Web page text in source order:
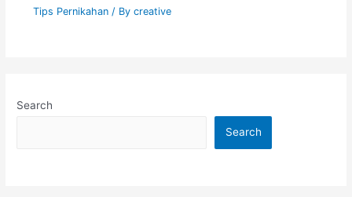
Tips Pernikahan/ By creative
Search
Search